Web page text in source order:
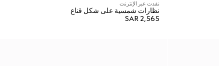
نفدت عبر الإنترنت
نظارات شمسية على شكل قناع
SAR 2,565